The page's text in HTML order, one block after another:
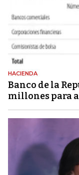
HACIENDA
Banco de la
millones para